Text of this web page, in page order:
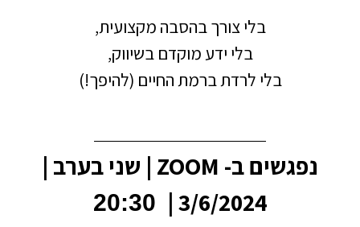
בלי צורך בהסבה מקצועית,
בלי ידע מוקדם בשיווק,
בלי לרדת ברמת החיים (להיפך!)
נפגשים ב- ZOOM |
שני בערב |
3/6/2024 |